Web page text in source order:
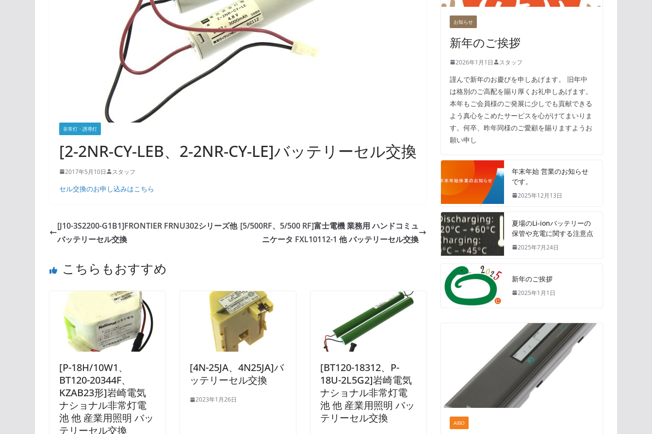
非常灯・誘導灯
[2-2NR-CY-LEB、2-2NR-CY-LE]バッテリーセル交換
2017年5月10日 スタッフ
セル交換のお申し込みはこちら
[J10-3S2200-G1B1]FRONTIER FRNU302シリーズ他
バッテリーセル交換
[5/500RF、5/500 RF]富士電機 業務用 ハンドコミュ
ニケータ FXL10112-1 他 バッテリーセル交換
こちらもおすすめ
[P-18H/10W1、
BT120-20344F、
KZAB23形]岩崎電気
ナショナル非常灯電
池 他 産業用照明 バッ
テリーセル交換
[4N-25JA、4N25JA]バ
ッテリーセル交換
2023年1月26日
[BT120-18312、P-
18U-2L5G2]岩崎電気
ナショナル非常灯電
池 他 産業用照明 バッ
テリーセル交換
お知らせ
新年のご挨拶
2026年1月1日 スタッフ
謹んで新年のお慶びを申しあげます。 旧年中
は格別のご高配を賜り厚くお礼申しあげます。
本年もご会員様のご発展に少しでも貢献できる
よう真心をこめたサービスを心がけてまいりま
す。何卒、昨年同様のご愛顧を賜りますようお
願い申し
年末年始 営業のお知らせ
です。
2025年12月13日
夏場のLi-ionバッテリーの
保管や充電に関する注意点
2025年7月24日
新年のご挨拶
2025年1月1日
AIBO